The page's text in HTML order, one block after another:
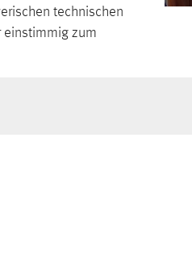
technischen
einstimmig zum